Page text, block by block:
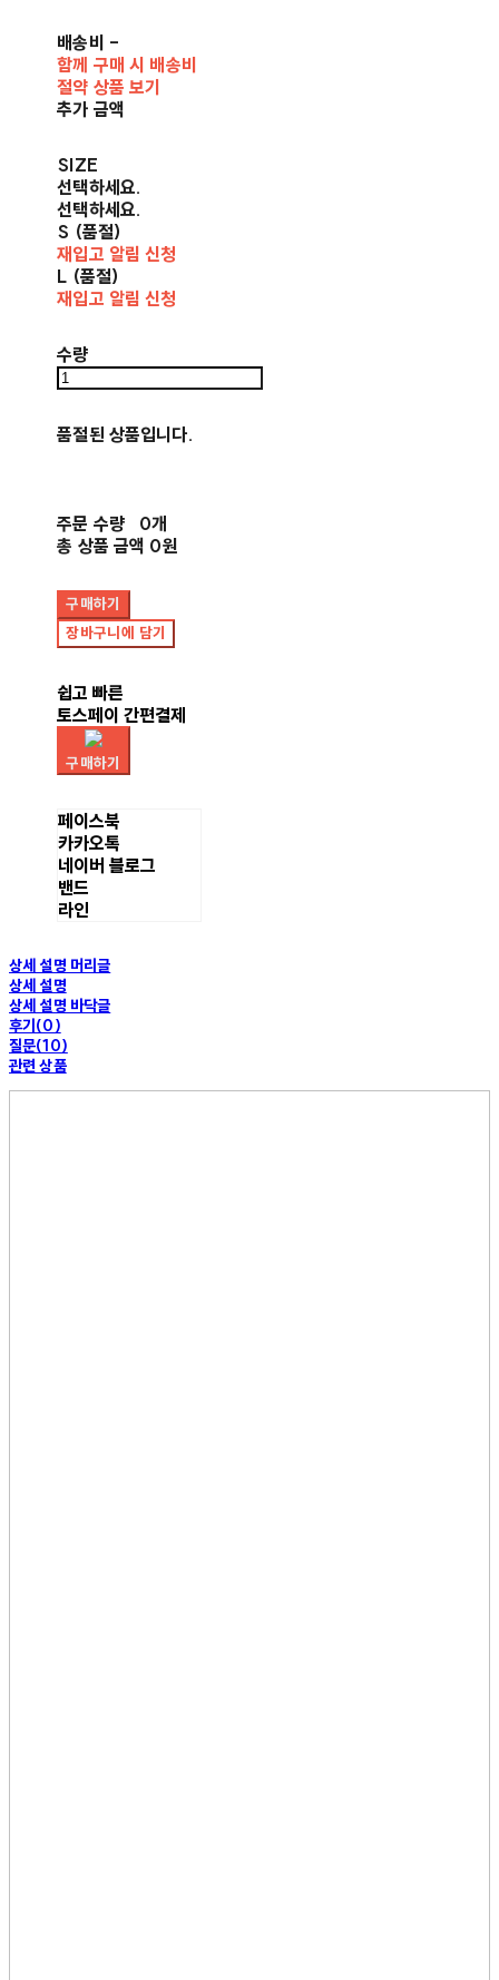
배송비 -
함께 구매 시 배송비
절약 상품 보기
추가 금액
SIZE
선택하세요.
선택하세요.
S (품절)
재입고 알림 신청
L (품절)
재입고 알림 신청
수량
품절된 상품입니다.
주문 수량
0개
총 상품 금액 0원
구매하기
장바구니에 담기
쉽고 빠른
토스페이 간편결제
구매하기
페이스북
카카오톡
네이버 블로그
밴드
라인
상세 설명 머리글
상세 설명
상세 설명 바닥글
후기(0)
질문(10)
관련 상품